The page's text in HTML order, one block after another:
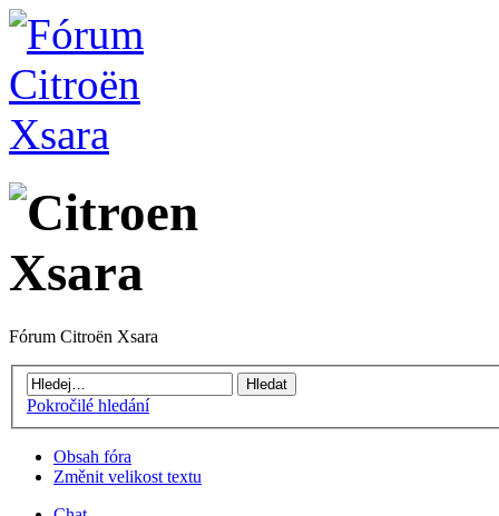
Fórum Citroën Xsara
Pokročilé hledání
Obsah fóra
Změnit velikost textu